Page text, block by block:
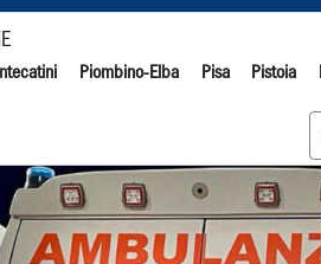
Piombino-Elba Pisa Pistoia